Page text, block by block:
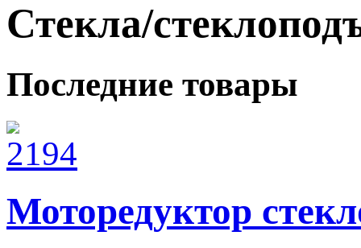
Стекла/
Последние товары
Моторедуктор